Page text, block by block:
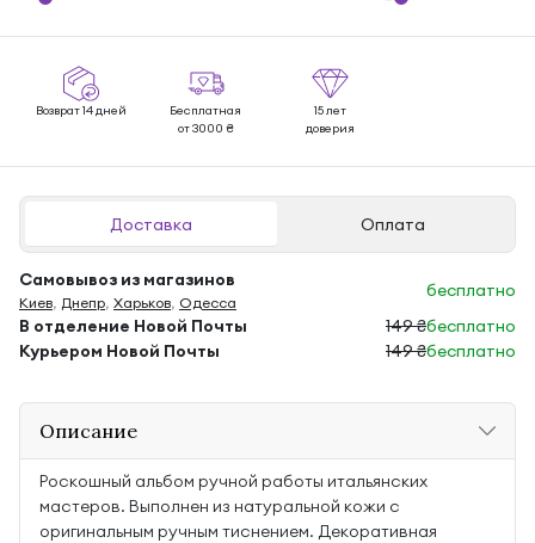
Возврат 14 дней
Бесплатная
от 3000 ₴
15 лет
доверия
Доставка Оплата
Самовывоз из магазинов
Киев, Днепр, Харьков, Одесса
бесплатно
В отделение Новой Почты
149 ₴бесплатно
Курьером Новой Почты
149 ₴бесплатно
Описание
Роскошный альбом ручной работы итальянских
мастеров. Выполнен из натуральной кожи с
оригинальным ручным тиснением. Декоративная